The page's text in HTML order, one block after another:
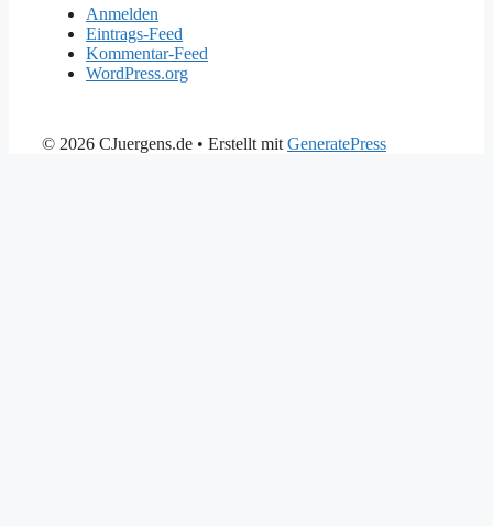
Anmelden
Eintrags-Feed
Kommentar-Feed
WordPress.org
© 2026 CJuergens.de • Erstellt mit GeneratePress